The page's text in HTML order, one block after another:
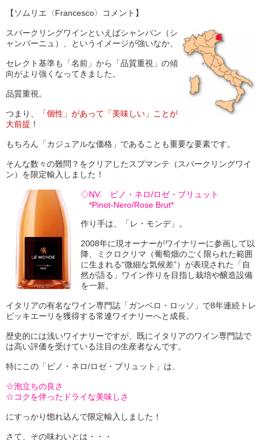
【ソムリエ〈Francesco〉コメント】
スパークリングワインといえばシャンパン（シ
ャンパーニュ）、というイメージが強いなか、
セレクト基準も「名前」から「品質重視」の傾
向がより強くなってきました。
品質重視。
つまり、
「個性」があって「美味しい」ことが
大前提 ！
もちろん「カジュアルな価格」であることも重要な要素です。
そんな数々の難問？をクリアしたスプマンテ（スパークリングワイ
ン）を限定輸入しました！
◇NV. ピノ・ネロ/ロゼ・ブリュット
*Pinot-Nero/Rose Brut*
作り手は、「レ・モンデ」。
2008年に現オーナーがワイナリーに参画して以
降、ミクロクリマ（葡萄畑のごく限られた範囲
に生まれる“微細な気候差”）が表現された「自
然が語る」ワイン作りを目指し栽培や醸造設備
を一新。
イタリアの有名なワイン専門誌「ガンベロ・ロッソ」で8年連続トレ
ビッキエーリを獲得する常連ワイナリーへと成長。
歴史的には浅いワイナリーですが、既にイタリアのワイン専門誌で
は高い評価を受けている注目の生産者なんです。
特にこの「ピノ・ネロ/ロゼ・ブリュット」は、
☆泡立ちの良さ
☆コクを伴ったドライな美味しさ
にすっかり惚れ込んで限定輸入しました！
さて、その味わいとは・・・